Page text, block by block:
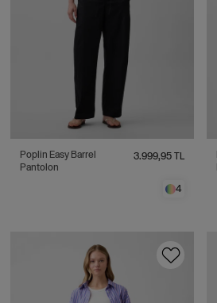
Poplin Easy Barrel
Pantolon
3.999,95 TL
4